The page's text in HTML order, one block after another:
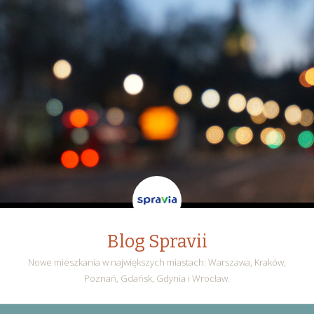
Blog Spravii
Nowe mieszkania w największych miastach: Warszawa, Kraków,
Poznań, Gdańsk, Gdynia i Wrocław.